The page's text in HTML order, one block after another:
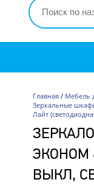
Главная/ Мебель
Зеркальные
Лайт
ЭКОНОМ
ВЫКЛ,